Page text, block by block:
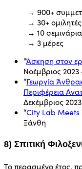
→ 900+
→ 30+ ομιλητές
→ 10 σεμινάρια
→ 3 μέρες
“Άσκηση στον
Νοέμβριος
“Γεωργία
Περιφέρεια
Δεκέμβριος
“City Lab Meets
Ξάνθη
8) Σπιτική
Το περασμένο έτος,